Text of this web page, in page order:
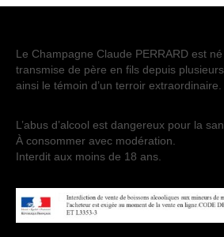
Actualités
Contact
Le Champagne Claude PERRARD est né
transmise de père en fils depuis
ainsi le témoin d’un terroir extraordinaire.
L’abus d’alcool est dangereux pour la
À consommer avec modération.
Interdit aux moins de 18 ans.